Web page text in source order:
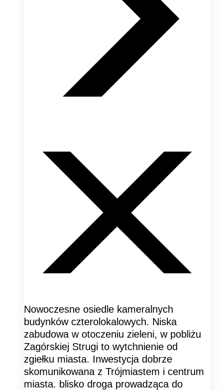
Nowoczesne osiedle kameralnych
budynków czterolokalowych. Niska
zabudowa w otoczeniu zieleni, w pobliżu
Zagórskiej Strugi to wytchnienie od
zgiełku miasta. Inwestycja dobrze
skomunikowana z Trójmiastem i centrum
miasta. blisko droga prowadząca do